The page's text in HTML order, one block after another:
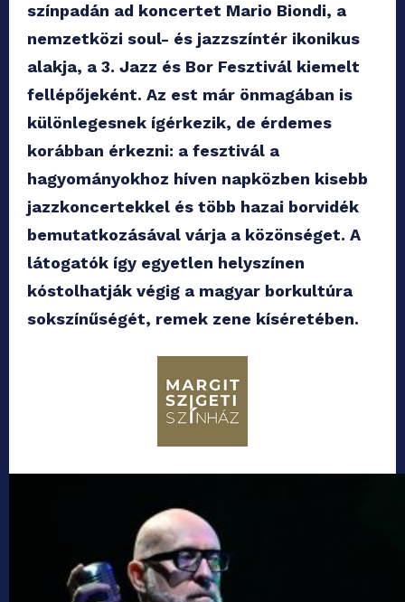
színpadán ad koncertet Mario Biondi, a
nemzetközi soul- és jazzszíntér ikonikus
alakja, a 3. Jazz és Bor Fesztivál kiemelt
fellépőjeként. Az est már önmagában is
különlegesnek ígérkezik, de érdemes
korábban érkezni: a fesztivál a
hagyományokhoz híven napközben kisebb
jazzkoncertekkel és több hazai borvidék
bemutatkozásával várja a közönséget. A
látogatók így egyetlen helyszínen
kóstolhatják végig a magyar borkultúra
sokszínűségét, remek zene kíséretében.